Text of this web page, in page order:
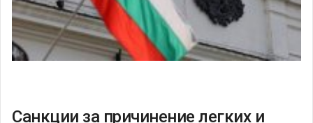
Санкции за причинение легких и